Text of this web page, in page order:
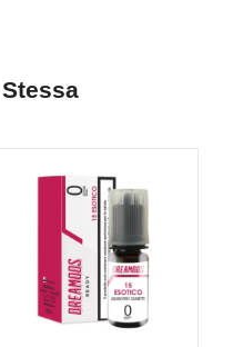
NON DISPONIBILE